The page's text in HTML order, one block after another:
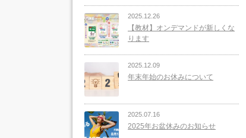
2025.12.26
【教材】オンデマンドが新しくな
ります
2025.12.09
年末年始のお休みについて
2025.07.16
2025年お盆休みのお知らせ